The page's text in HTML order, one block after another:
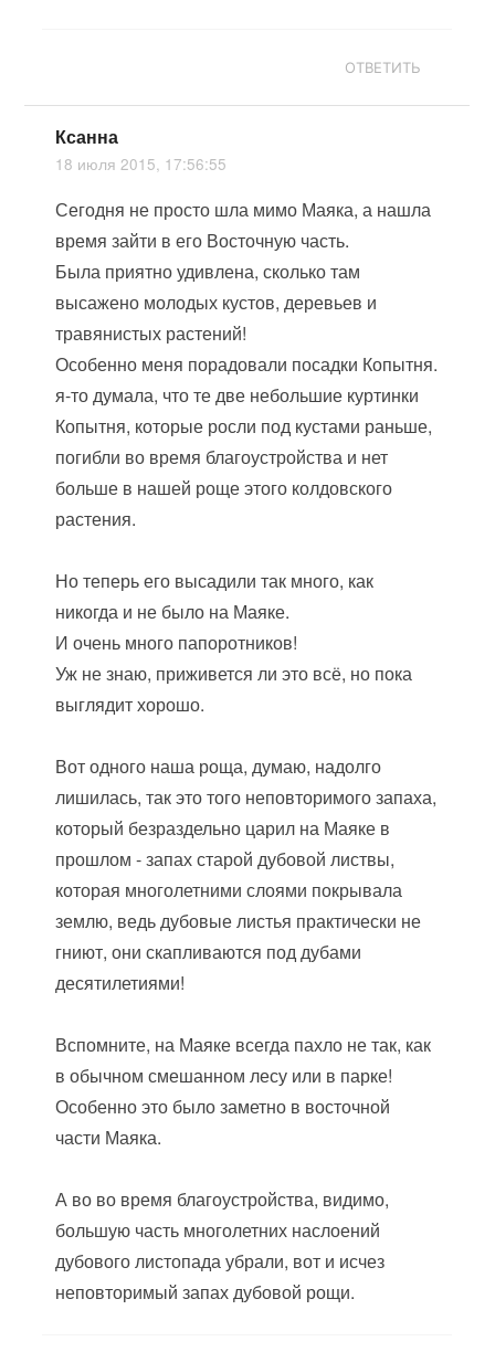
ОТВЕТИТЬ
Ксанна
18 июля 2015, 17:56:55
Сегодня не просто шла мимо Маяка, а нашла
время зайти в его Восточную часть.
Была приятно удивлена, сколько там
высажено молодых кустов, деревьев и
травянистых растений!
Особенно меня порадовали посадки Копытня.
я-то думала, что те две небольшие куртинки
Копытня, которые росли под кустами раньше,
погибли во время благоустройства и нет
больше в нашей роще этого колдовского
растения.
Но теперь его высадили так много, как
никогда и не было на Маяке.
И очень много папоротников!
Уж не знаю, приживется ли это всё, но пока
выглядит хорошо.
Вот одного наша роща, думаю, надолго
лишилась, так это того неповторимого запаха,
который безраздельно царил на Маяке в
прошлом - запах старой дубовой листвы,
которая многолетними слоями покрывала
землю, ведь дубовые листья практически не
гниют, они скапливаются под дубами
десятилетиями!
Вспомните, на Маяке всегда пахло не так, как
в обычном смешанном лесу или в парке!
Особенно это было заметно в восточной
части Маяка.
А во во время благоустройства, видимо,
большую часть многолетних наслоений
дубового листопада убрали, вот и исчез
неповторимый запах дубовой рощи.